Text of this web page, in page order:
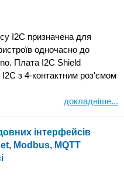
I2C призначена для
одночасно до
Плата I2C Shield
з 4-контактним роз'ємом
докладніше...
інтерфейсів
Modbus, MQTT